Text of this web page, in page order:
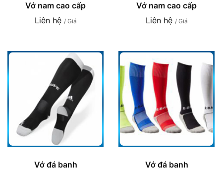
Vớ nam cao cấp
Liên hệ / Giá
Vớ nam cao cấp
Liên hệ / Giá
Vớ đá banh
Vớ đá banh